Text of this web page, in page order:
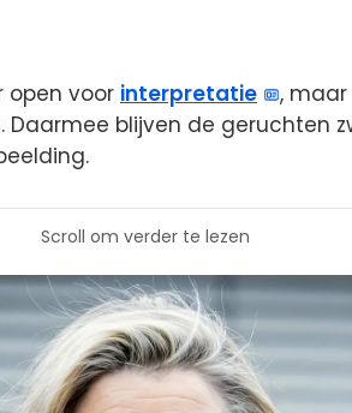
open voor interpretatie
,
Daarmee blijven de geruchten
Scroll om verder te lezen